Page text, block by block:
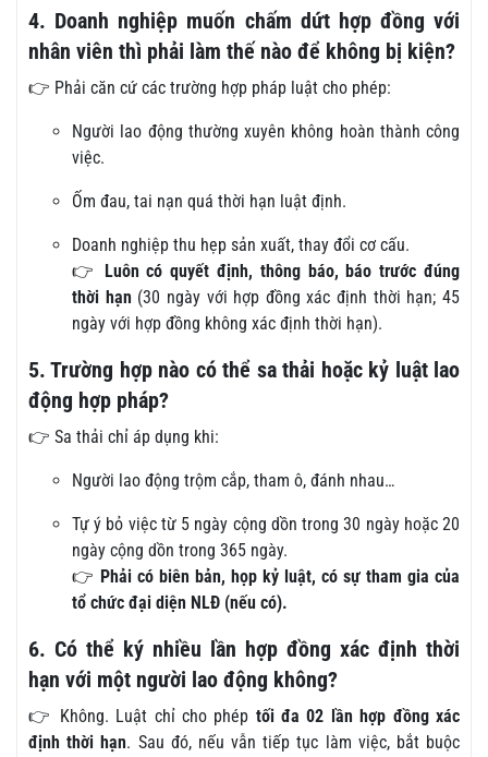
4. Doanh nghiệp muốn chấm dứt hợp đồng với
nhân viên thì phải làm thế nào để không bị kiện?
👉 Phải căn cứ các trường hợp pháp luật cho phép:
Người lao động thường xuyên không hoàn thành công
việc.
Ốm đau, tai nạn quá thời hạn luật định.
Doanh nghiệp thu hẹp sản xuất, thay đổi cơ cấu.
👉 Luôn có quyết định, thông báo, báo trước đúng
thời hạn (30 ngày với hợp đồng xác định thời hạn; 45
ngày với hợp đồng không xác định thời hạn).
5. Trường hợp nào có thể sa thải hoặc kỷ luật lao
động hợp pháp?
👉 Sa thải chỉ áp dụng khi:
Người lao động trộm cắp, tham ô, đánh nhau…
Tự ý bỏ việc từ 5 ngày cộng dồn trong 30 ngày hoặc 20
ngày cộng dồn trong 365 ngày.
👉 Phải có biên bản, họp kỷ luật, có sự tham gia của
tổ chức đại diện NLĐ (nếu có).
6. Có thể ký nhiều lần hợp đồng xác định thời
hạn với một người lao động không?
👉 Không. Luật chỉ cho phép tối đa 02 lần hợp đồng xác
định thời hạn. Sau đó, nếu vẫn tiếp tục làm việc, bắt buộc